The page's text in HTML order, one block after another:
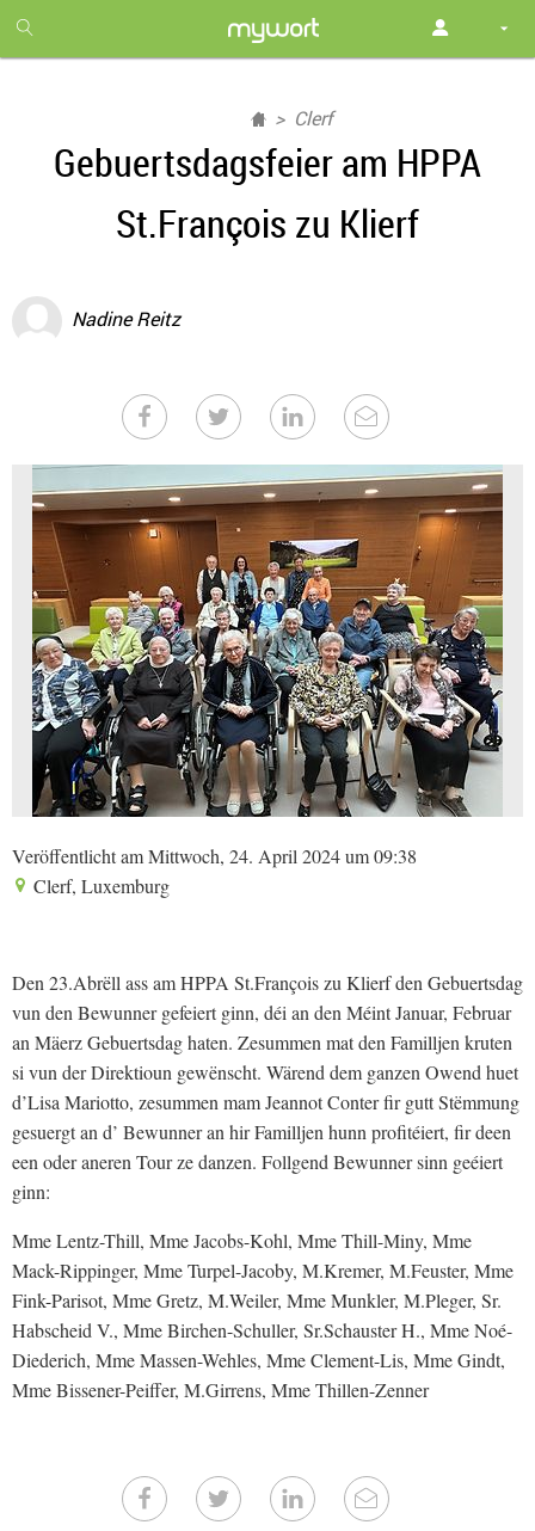
month
free
Clerf
Gebuertsdagsfeier am HPPA
St.François zu Klierf
Nadine Reitz
Veröffentlicht am Mittwoch, 24. April 2024 um 09:38
Clerf, Luxemburg
Den 23.Abrëll ass am HPPA St.François zu Klierf den Gebuertsdag
vun den Bewunner gefeiert ginn, déi an den Méint Januar, Februar
an Mäerz Gebuertsdag haten. Zesummen mat den Familljen kruten
si vun der Direktioun gewënscht. Wärend dem ganzen Owend huet
d’Lisa Mariotto, zesummen mam Jeannot Conter fir gutt Stëmmung
gesuergt an d’ Bewunner an hir Familljen hunn profitéiert, fir deen
een oder aneren Tour ze danzen. Follgend Bewunner sinn geéiert
ginn:
Mme Lentz-Thill, Mme Jacobs-Kohl, Mme Thill-Miny, Mme
Mack-Rippinger, Mme Turpel-Jacoby, M.Kremer, M.Feuster, Mme
Fink-Parisot, Mme Gretz, M.Weiler, Mme Munkler, M.Pleger, Sr.
Habscheid V., Mme Birchen-Schuller, Sr.Schauster H., Mme Noé-
Diederich, Mme Massen-Wehles, Mme Clement-Lis, Mme Gindt,
Mme Bissener-Peiffer, M.Girrens, Mme Thillen-Zenner